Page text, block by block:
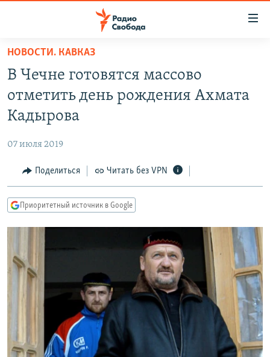
упрощенного
доступа
основному
Вернутся
Вернутся
АВТОРСКИЕ ПРОЕКТЫ
МНЕНИЯ
КУЛЬТУРА
КАВКАЗ.РЕАЛИИ
СИБИРЬ.РЕАЛИИ
РАСПИСАНИЕ ВЕЩАНИЯ
ПОДПИШИТЕСЬ НА РАССЫЛКУ
СОЦИАЛЬНЫЕ СЕТИ
НОВОСТИ. КАВКАЗ
В Чечне готовятся массово
отметить день рождения Ахмата
Кадырова
07 июля 2019
Поделиться Читать без VPN
Приоритетный источник в Google